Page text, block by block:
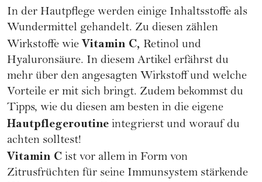
In der Hautpflege werden einige Inhaltsstoffe als
Wundermittel gehandelt. Zu diesen zählen
Wirkstoffe wie Vitamin C, Retinol und
Hyaluronsäure. In diesem Artikel erfährst du
mehr über den angesagten Wirkstoff und welche
Vorteile er mit sich bringt. Zudem bekommst du
Tipps, wie du diesen am besten in die eigene
Hautpflegeroutine integrierst und worauf du
achten solltest!
Vitamin C ist vor allem in Form von
Zitrusfrüchten für seine Immunsystem stärkende